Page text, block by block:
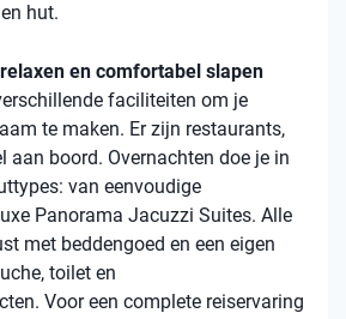
hut.
en comfortabel slapen
faciliteiten om je
te maken. Er zijn restaurants,
aan boord. Overnachten doe je in
van eenvoudige
Panorama Jacuzzi Suites. Alle
met beddengoed en een eigen
toilet en
Voor een complete reiservaring